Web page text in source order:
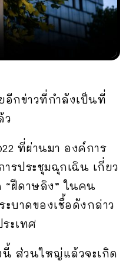
อีกข่าวที่กำลังเป็นที่
ว
ที่ผ่านมา องค์การ
รประชุมฉุกเฉิน เกี่ยว
“ฝีดาษลิง” ในคน
บาดของเชื้อดังกล่าว
ะเทศ
ส่วนใหญ่แล้วจะเกิด